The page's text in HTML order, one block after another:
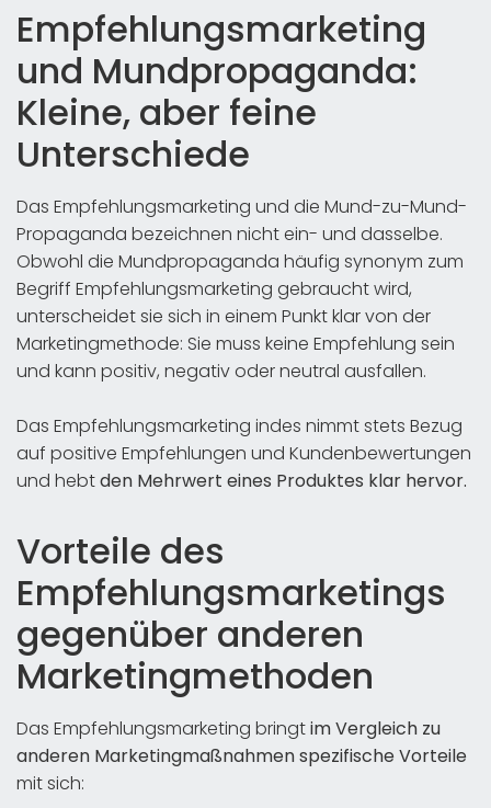
Empfehlungsmarketing
und Mundpropaganda:
Kleine, aber feine
Unterschiede
Das Empfehlungsmarketing und die Mund-zu-Mund-
Propaganda bezeichnen nicht ein- und dasselbe.
Obwohl die Mundpropaganda häufig synonym zum
Begriff Empfehlungsmarketing gebraucht wird,
unterscheidet sie sich in einem Punkt klar von der
Marketingmethode: Sie muss keine Empfehlung sein
und kann positiv, negativ oder neutral ausfallen.
Das Empfehlungsmarketing indes nimmt stets Bezug
auf positive Empfehlungen und Kundenbewertungen
und hebtden Mehrwert eines Produktes klar hervor.
Vorteile des
Empfehlungsmarketings
gegenüber anderen
Marketingmethoden
Das Empfehlungsmarketing bringtim Vergleich zu
anderen Marketingmaßnahmen spezifische Vorteile
mit sich: